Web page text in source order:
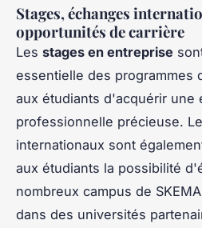
Stages, échanges
opportunités de carrière
Les stages en entreprise
essentielle des programmes
aux étudiants d'acquérir une
professionnelle précieuse.
internationaux sont
aux étudiants la possibilité
nombreux campus de
dans des universités